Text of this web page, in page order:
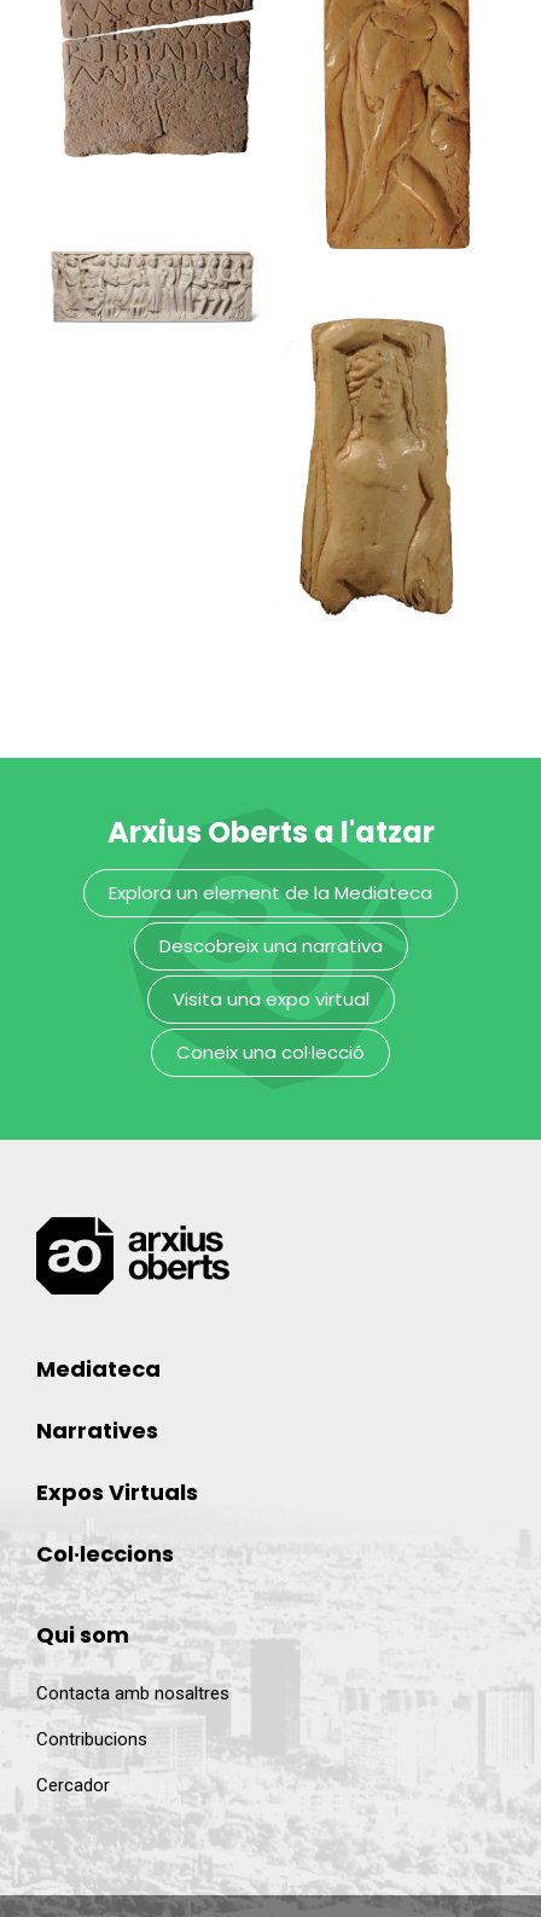
Museu Frederic Marès
Mercuri
Museu Frederic Marès
Plaqueta
decorativa amb
la figura d’un
sàtir
Museu Frederic Marès
decorativa amb
la figura
d’Apol·lo o Bacus
Museu Frederic Marès
Arxius Oberts a l'atzar
Explora un element de la Mediateca
Descobreix una narrativa
Visita una expo virtual
Coneix una col·lecció
Mediateca
Narratives
Expos Virtuals
Col·leccions
Qui som
Contacta amb nosaltres
Contribucions
Cercador